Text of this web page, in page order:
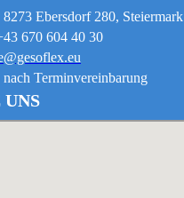
8273 Ebersdorf 280, Steiermark
670 604 40 30
nach Terminvereinbarung